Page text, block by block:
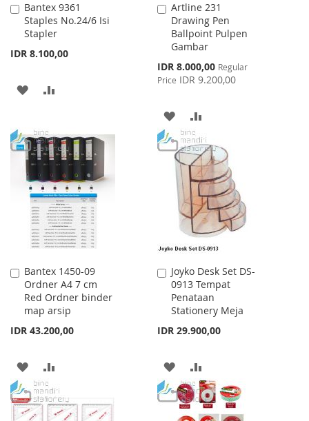
Bantex 9361
Staples No.24/6 Isi
Stapler
IDR 8.100,00
Add
to
Cart
ADD
WISH
LIST
COMPARE
Artline 231
Drawing Pen
Ballpoint Pulpen
Gambar
Special
Price
IDR 8.000,00 Regular
Price IDR 9.200,00
Add
to
Cart
ADD
TO
WISH
LIST
TO
COMPARE
Bantex 1450-09
Ordner A4 7 cm
Red Ordner binder
map arsip
IDR 43.200,00
Add
to
Cart
ADD
TO
WISH
TO
COMPARE
Joyko Desk Set DS-
0913 Tempat
Penataan
Stationery Meja
IDR 29.900,00
Add
to
Cart
ADD
TO
WISH
TO
COMPARE